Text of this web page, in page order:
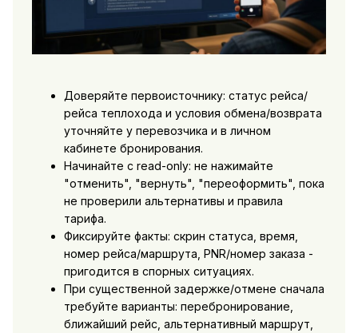
Доверяйте первоисточнику: статус рейса/
рейса теплохода и условия обмена/возврата
уточняйте у перевозчика и в личном
кабинете бронирования.
Начинайте с read-only: не нажимайте
"отменить", "вернуть", "переоформить", пока
не проверили альтернативы и правила
тарифа.
Фиксируйте факты: скрин статуса, время,
номер рейса/маршрута, PNR/номер заказа -
пригодится в спорных ситуациях.
При существенной задержке/отмене сначала
требуйте варианты: перебронирование,
ближайший рейс, альтернативный маршрут,